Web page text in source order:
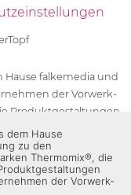
Hause falkemedia und
der Vorwerk-
Produktgestaltungen
der Unternehmen
die Zeichen TM5®,
des Thermomix®
Vorwerk-Gruppe
dem Hause
zu den
Thermomix®, die
der Vorwerk-